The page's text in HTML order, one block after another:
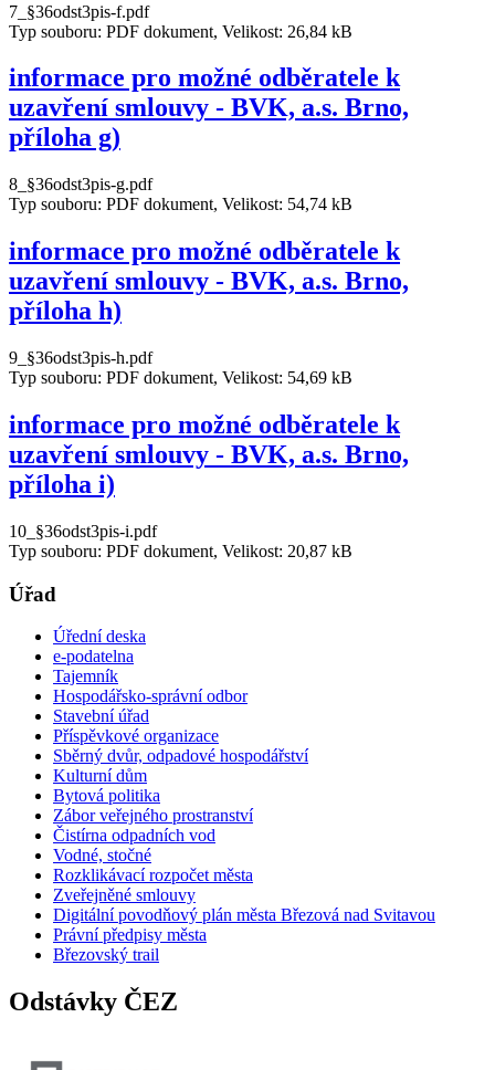
7_§36odst3pis-f.pdf
Typ souboru: PDF dokument, Velikost: 26,84 kB
informace pro možné odběratele k
uzavření smlouvy - BVK, a.s. Brno,
příloha g)
8_§36odst3pis-g.pdf
Typ souboru: PDF dokument, Velikost: 54,74 kB
informace pro možné odběratele k
uzavření smlouvy - BVK, a.s. Brno,
příloha h)
9_§36odst3pis-h.pdf
Typ souboru: PDF dokument, Velikost: 54,69 kB
informace pro možné odběratele k
uzavření smlouvy - BVK, a.s. Brno,
příloha i)
10_§36odst3pis-i.pdf
Typ souboru: PDF dokument, Velikost: 20,87 kB
Úřad
Úřední deska
e-podatelna
Tajemník
Hospodářsko-správní odbor
Stavební úřad
Příspěvkové organizace
Sběrný dvůr, odpadové hospodářství
Kulturní dům
Bytová politika
Zábor veřejného prostranství
Čistírna odpadních vod
Vodné, stočné
Rozklikávací rozpočet města
Zveřejněné smlouvy
Digitální povodňový plán města Březová nad Svitavou
Právní předpisy města
Březovský trail
Odstávky ČEZ